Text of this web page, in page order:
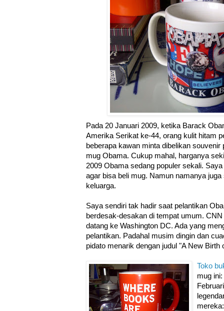
Pada 20 Januari 2009, ketika Barack
Amerika Serikat ke-44, orang kulit hitam
beberapa kawan minta dibelikan
mug Obama. Cukup mahal, harganya
2009 Obama sedang populer sekali.
agar bisa beli mug. Namun namanya
keluarga.
Saya sendiri tak hadir saat pelantikan
berdesak-desakan di tempat umum.
datang ke Washington DC. Ada yang
pelantikan. Padahal musim dingin dan
pidato menarik dengan judul "A New Birth
Toko
mug ini: